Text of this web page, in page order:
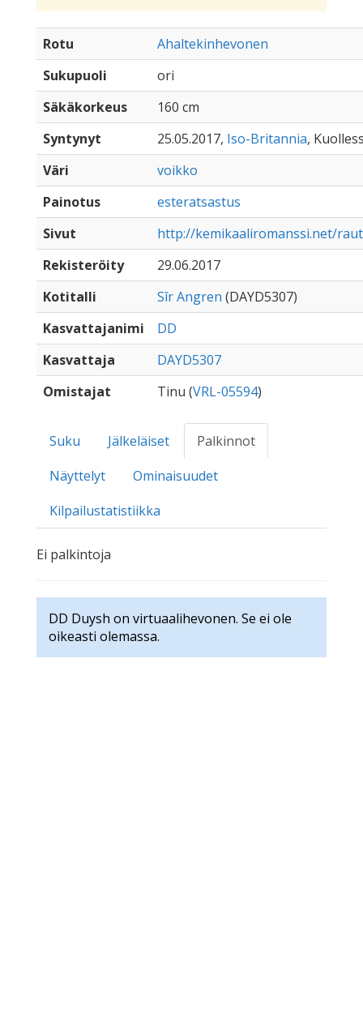
Rotu
Ahaltekinhevonen
Sukupuoli
ori
Säkäkorkeus
160 cm
Syntynyt
25.05.2017, Iso-Britannia,
Väri
voikko
Painotus
esteratsastus
Sivut
http://kemikaaliromanssi.net/
Rekisteröity
29.06.2017
Kotitalli
Sîr Angren (DAYD5307)
Kasvattajanimi
DD
Kasvattaja
DAYD5307
Omistajat
Tinu (VRL-05594)
Suku Jälkeläiset
Palkinnot
Näyttelyt
Ominaisuudet
Kilpailustatistiikka
Ei palkintoja
DD Duysh on virtuaalihevonen. Se ei ole
oikeasti olemassa.